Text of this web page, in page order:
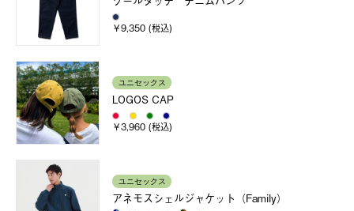
￥9,350 (税込)
ユニセックス
LOGOS CAP
￥3,960 (税込)
ユニセックス
アネモスシェルジャケット（Family）